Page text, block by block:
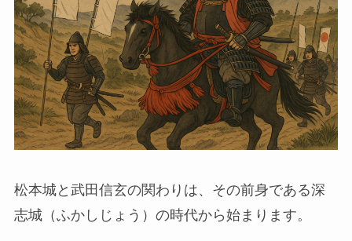
松本城と武田信玄の関わりは、その前身である深
志城（ふかしじょう）の時代から始まります。